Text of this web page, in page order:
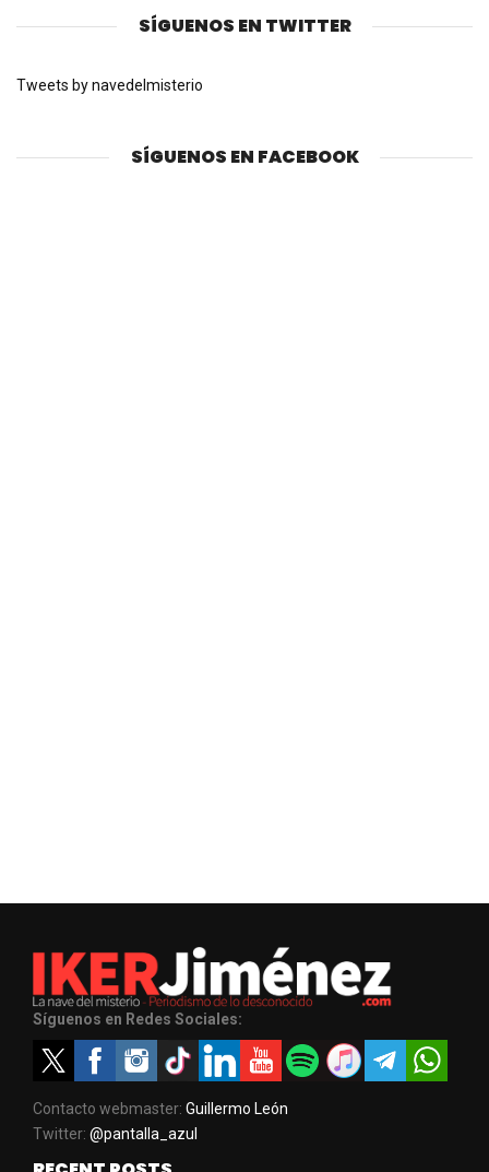
SÍGUENOS EN TWITTER
Tweets by navedelmisterio
SÍGUENOS EN FACEBOOK
Síguenos en Redes Sociales:
Contacto webmaster: Guillermo León
Twitter: @pantalla_azul